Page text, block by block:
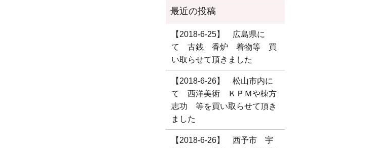
【2018-6-25】 広島県に
て 古銭 香炉 着物等 買
い取らせて頂きました
【2018-6-26】 松山市内に
て 西洋美術 ＫＰＭや棟方
志功 等を買い取らせて頂き
ました
【2018-6-26】 西予市 宇